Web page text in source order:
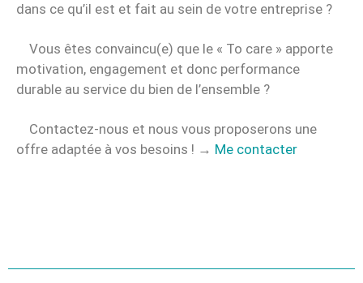
dans ce qu’il est et fait au sein de votre entreprise ?
Vous êtes convaincu(e) que le « To care » apporte
motivation, engagement et donc performance
durable au service du bien de l’ensemble ?
Contactez-nous et nous vous proposerons une
offre adaptée à vos besoins ! → Me contacter